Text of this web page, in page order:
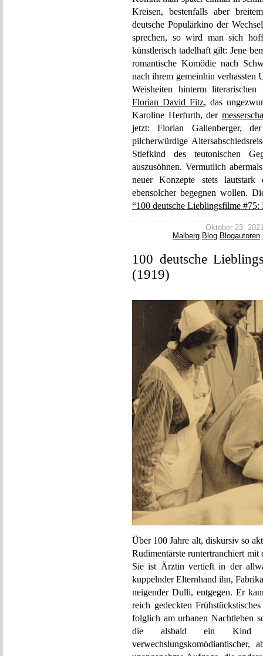
Kreisen, bestenfalls aber
deutsche Populärkino der
sprechen, so wird man sich
künstlerisch tadelhaft gilt: Jene
romantische Komödie nach
nach ihrem gemeinhin verhassten
Weisheiten hinterm
Florian David Fitz, das
Karoline Herfurth, der
jetzt: Florian Gallenberger,
pilcherwürdige
Stiefkind des teutonischen
auszusöhnen. Vermutlich
neuer Konzepte stets
ebensolcher begegnen wollen.
“100 deutsche Lieblingsfilme #75:
Oktober 23,
Malberg, Blog, Blogautoren,
100 deutsche
(1919)
Über 100 Jahre alt, diskursiv so
Rudimentärste runtertranchiert
Sie ist Ärztin vertieft in der
kuppelnder Elternhand ihn,
neigender Dulli, entgegen. Er
reich gedeckten
folglich am urbanen Nachtleben
die alsbald ein Kind